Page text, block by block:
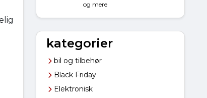
og mere
kategorier
bil og tilbehør
Black Friday
Elektronisk